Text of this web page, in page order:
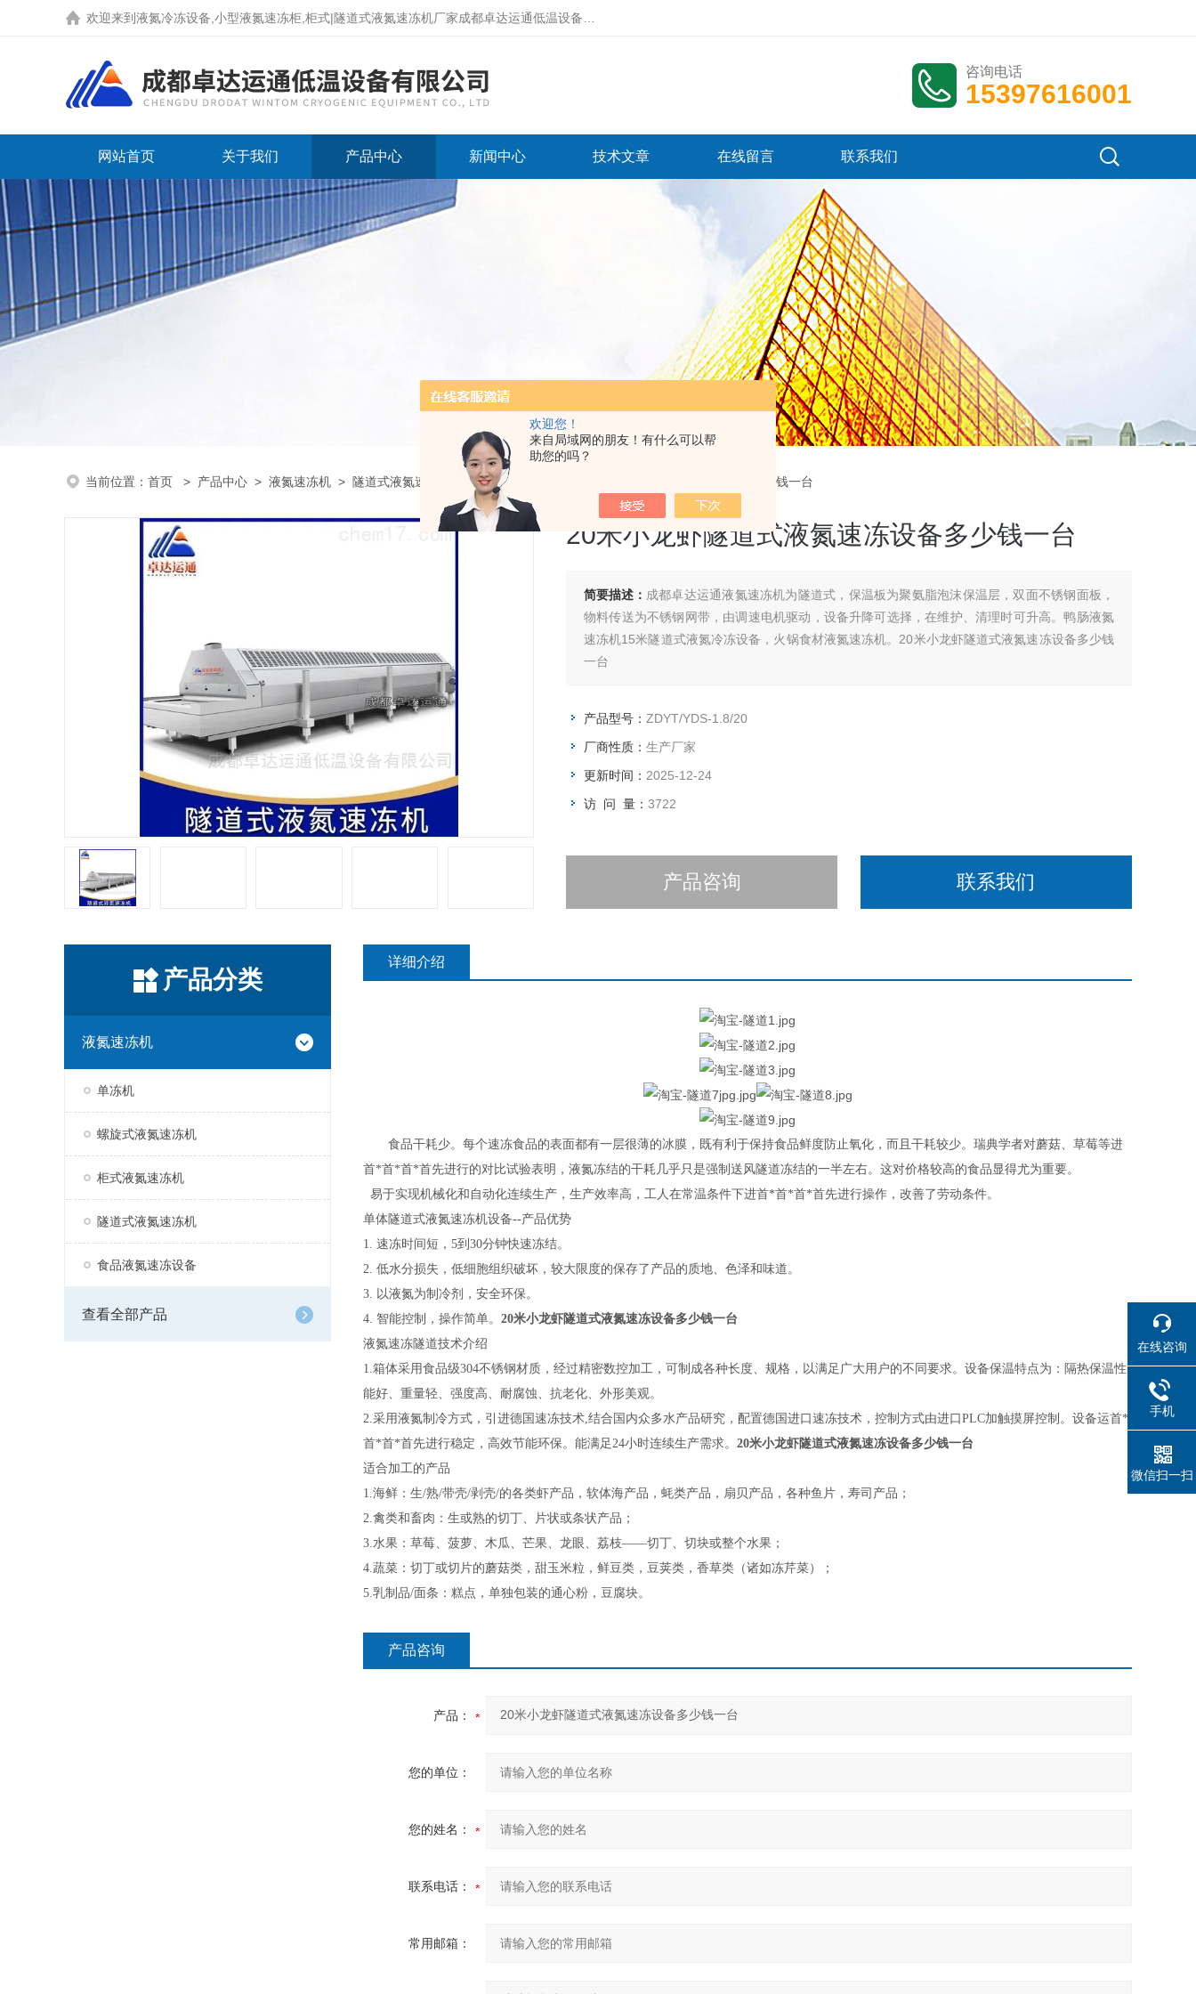
欢迎您！
来自局域网的朋友！有什么可以帮
助您的吗？
欢迎来到液氮冷冻设备,小型液氮速冻柜,柜式|隧道式液氮速冻机厂家成都卓达运通低温设备有限公司网站！
咨询电话
15397616001
网站首页 关于我们 产品中心 新闻中心 技术文章 在线留言 联系我们
当前位置： 首页 > 产品中心 > 液氮速冻机 > 隧道式液氮速冻机 > ZDYT/YDS-1.8/2020米小龙虾隧道式液氮速冻设备多少钱一台
20米小龙虾隧道式液氮速冻设备多少钱一台
简要描述： 成都卓达运通液氮速冻机为隧道式，保温板为聚氨脂泡沫保温层，双面不锈钢面板，
物料传送为不锈钢网带，由调速电机驱动，设备升降可选择，在维护、清理时可升高。鸭肠液氮
速冻机15米隧道式液氮冷冻设备，火锅食材液氮速冻机。20米小龙虾隧道式液氮速冻设备多少钱
一台
产品型号： ZDYT/YDS-1.8/20
厂商性质： 生产厂家
更新时间： 2025-12-24
访 问 量： 3722
产品咨询 联系我们
产品分类
液氮速冻机
单冻机
螺旋式液氮速冻机
柜式液氮速冻机
隧道式液氮速冻机
食品液氮速冻设备
查看全部产品
详细介绍
食品干耗少。每个速冻食品的表面都有一层很薄的冰膜，既有利于保持食品鲜度防止氧化，而且干耗较少。瑞典学者对蘑菇、草莓等进
首*首*首*首先进行的对比试验表明，液氮冻结的干耗几乎只是强制送风隧道冻结的一半左右。这对价格较高的食品显得尤为重要。
易于实现机械化和自动化连续生产，生产效率高，工人在常温条件下进首*首*首*首先进行操作，改善了劳动条件。
单体隧道式液氮速冻机设备--产品优势
1. 速冻时间短，5到 30分钟快速冻结。
2. 低水分损失，低细胞组织破坏， 较大限度的保存了产品的质地、色泽和味道。
3. 以液氮为制冷剂，安全环保。
4. 智能控制， 操作简单。 20米小龙虾隧道式液氮速冻设备多少钱一台
液氮速冻隧道技术介绍
1.箱体采用食品级304不锈钢材质，经过精密数控加工，可制成各种长度、规格，以满足广大用户的不同要求。设备保温特点为：隔热保温性
能好、重量轻、强度高、耐腐蚀、抗老化、外形美观。
2.采用液氮制冷方式，引进德国速冻技术,结合国内众多水产品研究，配置德国进口速冻技术，控制方式由进口PLC加触摸屏控制。设备运首*
首*首*首先进行稳定，高效节能环保。能满足24小时连续生产需求。 20米小龙虾隧道式液氮速冻设备多少钱一台
适合加工的产品
1.海鲜：生/熟/带壳/剥壳/的各类虾产品，软体海产品，蚝类产品，扇贝产品，各种鱼片，寿司产品；
2.禽类和畜肉：生或熟的切丁、片状或条状产品；
3.水果：草莓、菠萝、木瓜、芒果、龙眼、荔枝——切丁、切块或整个水果；
4.蔬菜：切丁或切片的蘑菇类，甜玉米粒，鲜豆类，豆荚类，香草类（诸如冻芹菜）；
5.乳制品/面条：糕点，单独包装的通心粉，豆腐块。
产品咨询
产品：
您的单位：
您的姓名：
联系电话：
常用邮箱：
在线咨询
手机
微信扫一扫